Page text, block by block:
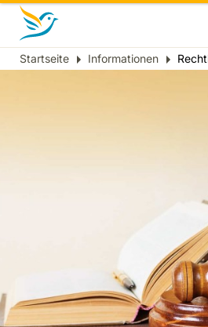
Breadcrumb
Startseite Informationen